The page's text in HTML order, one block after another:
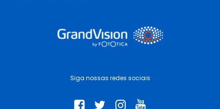
Siga nossas redes sociais